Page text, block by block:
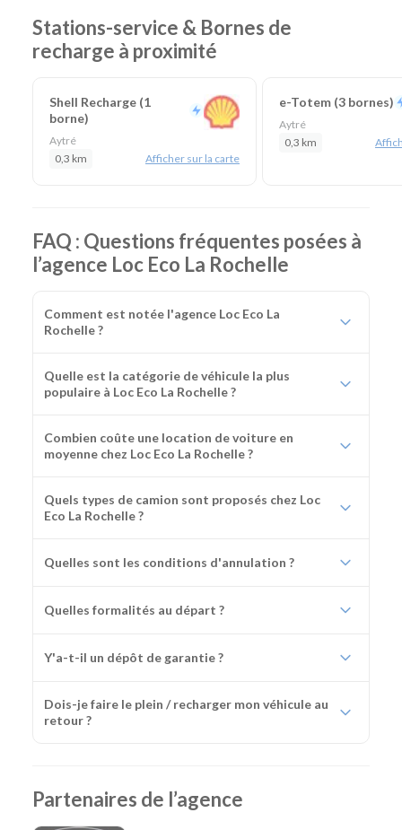
Stations-service & Bornes de
recharge à proximité
Shell Recharge (1
borne)
Aytré
0,3 km
Afficher sur la carte
e-Totem (3 bornes)
Aytré
0,3 km
FAQ : Questions fréquentes posées à
l’agence Loc Eco La Rochelle
Comment est notée l'agence Loc Eco La
Rochelle ?
Quelle est la catégorie de véhicule la plus
populaire à Loc Eco La Rochelle ?
Combien coûte une location de voiture en
moyenne chez Loc Eco La Rochelle ?
Quels types de camion sont proposés chez Loc
Eco La Rochelle ?
Quelles sont les conditions d'annulation ?
Quelles formalités au départ ?
Y'a-t-il un dépôt de garantie ?
Dois-je faire le plein / recharger mon véhicule au
retour ?
Partenaires de l’agence